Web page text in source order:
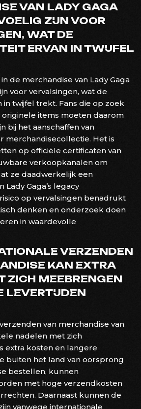
VAN LADY GAGA
ZIJN VOOR
WAT DE
ERVAN IN TWIJFEL
de merchandise van Lady Gaga
voor vervalsingen, wat de
twijfel trekt. Fans die op zoek
originele items moeten daarom
bij het aanschaffen van
merchandisecollectie. Het is
op officiële certificaten van
verkoopkanalen om
ze daadwerkelijk een
Gaga’s legacy
op vervalsingen benadrukt
denken en onderzoek doen
in waardevolle
VERZENDEN
KAN EXTRA
ZICH MEEBRENGEN
LEVERTIJDEN
van merchandise van
nadelen met zich
extra kosten en langere
buiten het land van oorsprong
bestellen, kunnen
met hoge verzendkosten
Daarnaast kunnen de
vanwege internationale